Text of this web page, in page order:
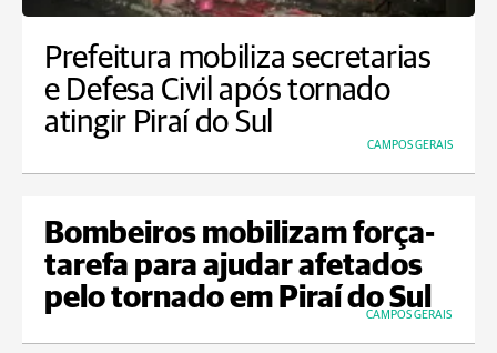
Prefeitura mobiliza secretarias
e Defesa Civil após tornado
atingir Piraí do Sul
CAMPOS GERAIS
Bombeiros mobilizam força-
tarefa para ajudar afetados
pelo tornado em Piraí do Sul
CAMPOS GERAIS